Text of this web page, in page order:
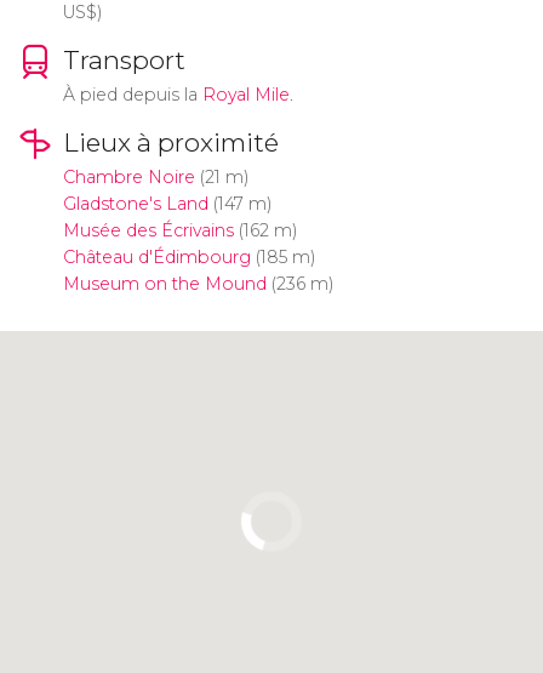
US$)
Transport
À pied depuis la Royal Mile.
Lieux à proximité
Chambre Noire (21 m)
Gladstone's Land (147 m)
Musée des Écrivains(162 m)
Château d'Édimbourg (185 m)
Museum on the Mound (236 m)